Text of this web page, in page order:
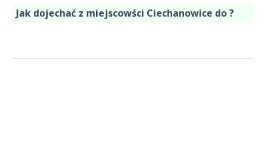
Jak dojechać z miejscowści Ciechanowice do ?